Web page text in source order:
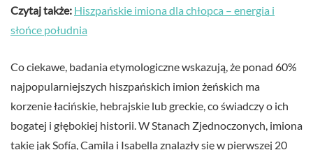
Czytaj także: Hiszpańskie imiona dla chłopca – energia i
słońce południa
Co ciekawe, badania etymologiczne wskazują, że ponad 60%
najpopularniejszych hiszpańskich imion żeńskich ma
korzenie łacińskie, hebrajskie lub greckie, co świadczy o ich
bogatej i głębokiej historii. W Stanach Zjednoczonych, imiona
takie jak Sofía, Camila i Isabella znalazły się w pierwszej 20